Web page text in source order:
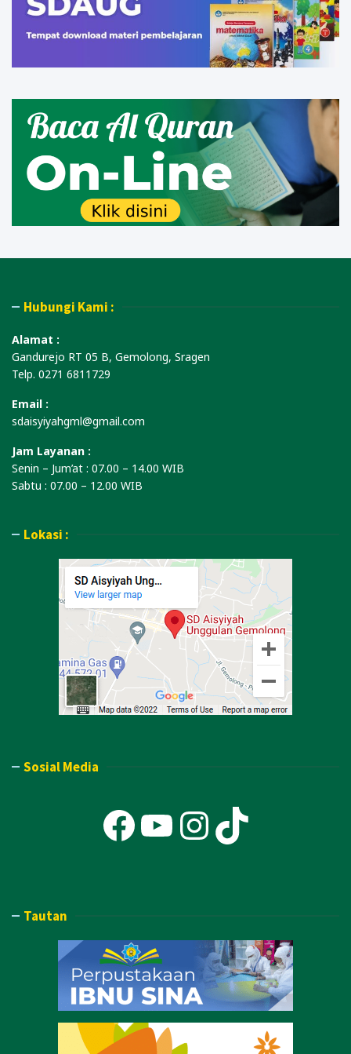
Hubungi Kami :
Alamat :
Gandurejo RT 05 B, Gemolong, Sragen
Telp. 0271 6811729
Email :
sdaisyiyahgml@gmail.com
Jam Layanan :
Senin – Jum’at : 07.00 – 14.00 WIB
Sabtu : 07.00 – 12.00 WIB
Lokasi :
Sosial Media
Facebook
YouTube
TikTok
Tautan